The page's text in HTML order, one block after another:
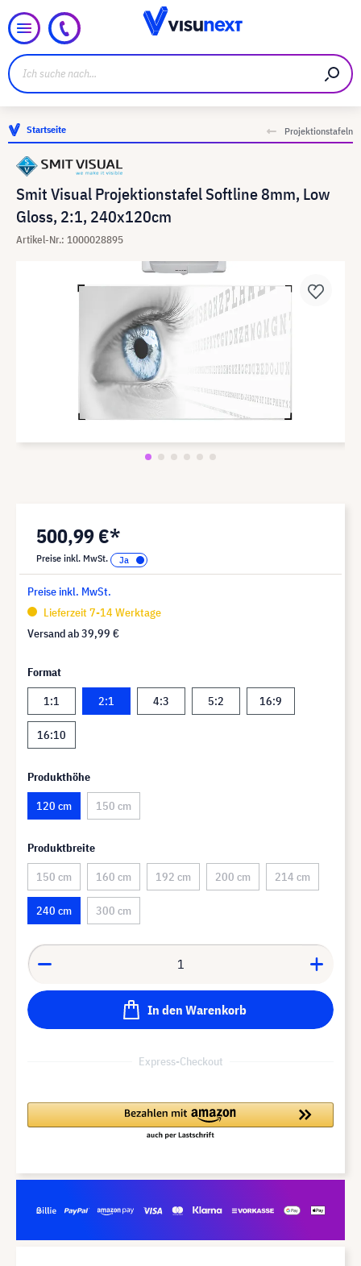
Startseite Projektionstafeln
Smit Visual Projektionstafel Softline 8mm, Low
Gloss, 2:1, 240x120cm
Artikel-Nr.: 1000028895
500,99 €*
Preise inkl. MwSt.
Preise inkl. MwSt.
Lieferzeit 7-14 Werktage
Versand ab39,99 €
Format
1:1
2:1 4:3 5:2 16:9
16:10
Produkthöhe
120 cm
150 cm
Produktbreite
150 cm
160 cm 192 cm 200 cm 214 cm
240 cm 300 cm
In den Warenkorb
Express-Checkout